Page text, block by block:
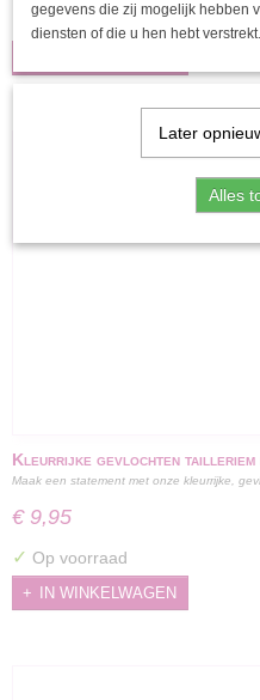
Op voorraad
Kleurrijke gevlochten tailleriem
100 cm
Maak een statement met onze kleurrijke,
€ 9,95
✓ Op voorraad
IN WINKELWAGEN
gegevens die zij mogelijk hebben
diensten of die u hen hebt verstrekt.
Later
Alles